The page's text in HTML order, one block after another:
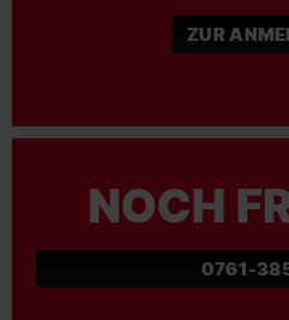
ZUR
NOCH
0761-